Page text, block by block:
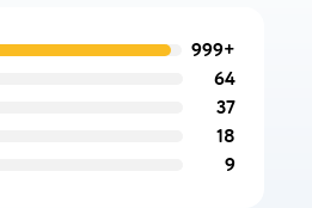
999+
64отзывов
37отзывов
18
9отзывов